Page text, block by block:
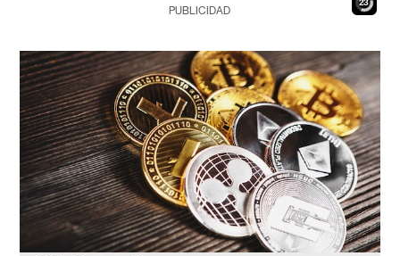
22
PUBLICIDAD